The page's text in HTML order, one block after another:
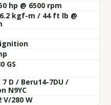
hp @ 6500 rpm
kgf-m / 44 ft lb @
GS
7 D / Beru14-7DU /
N9YC
V/280 W